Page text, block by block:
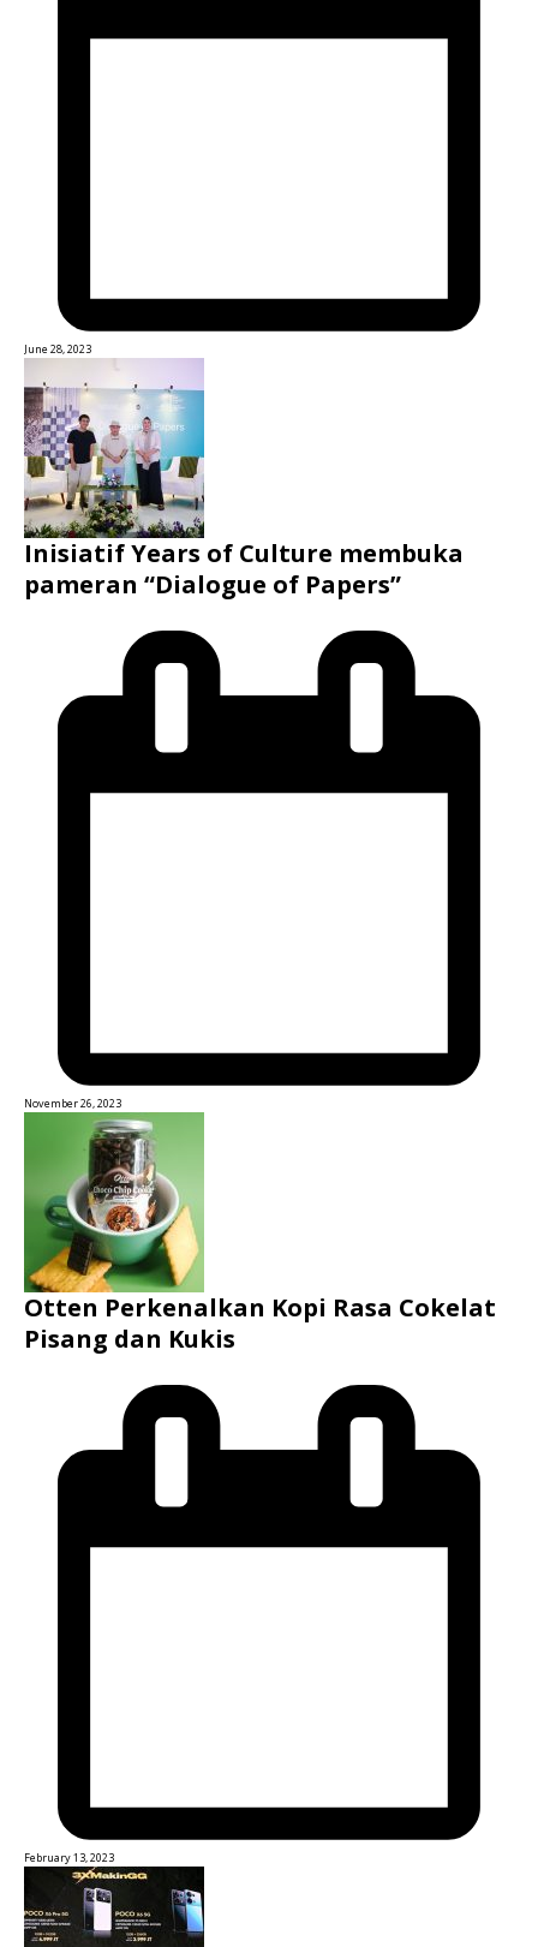
June 28, 2023
Inisiatif Years of Culture membuka
pameran “Dialogue of Papers”
November 26, 2023
Otten Perkenalkan Kopi Rasa Cokelat
Pisang dan Kukis
February 13, 2023